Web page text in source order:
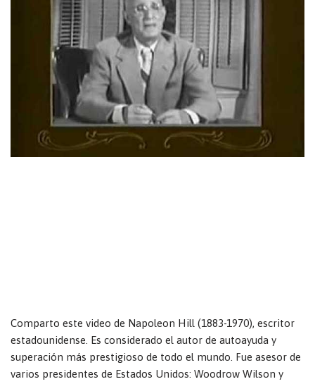
Comparto este video de Napoleon Hill (1883-1970), escritor
estadounidense. Es considerado el autor de autoayuda y
superación más prestigioso de todo el mundo. Fue asesor de
varios presidentes de Estados Unidos: Woodrow Wilson y